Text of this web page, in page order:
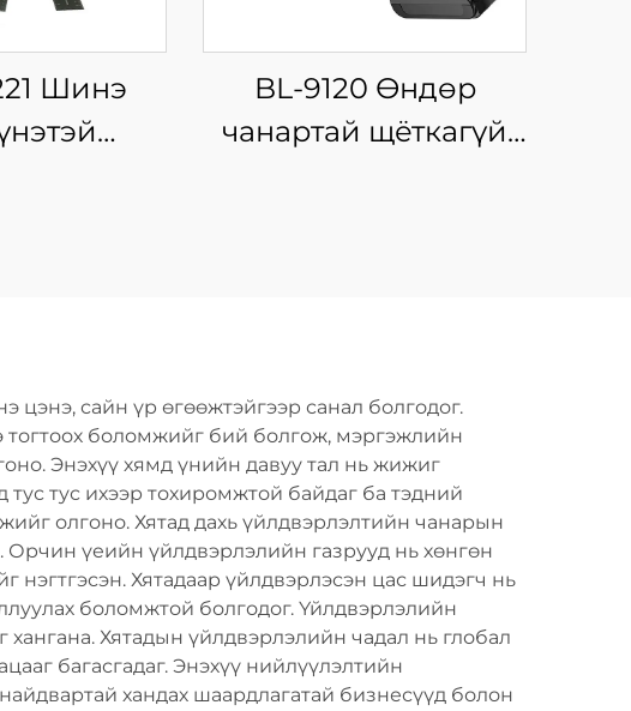
Шинэ
хэрэгсэл
BL-9120 Өндөр
чанартай щёткагүй
цэнэглэгддэг хүчний
хэрэгсэл
цэнэ, сайн үр өгөөжтэйгээр санал болгодог.
боломжийг бий болгож, мэргэжлийн
Энэхүү хямд үнийн давуу тал нь жижиг
тус ихээр тохиромжтой байдаг ба тэдний
олгоно. Хятад дахь үйлдвэрлэлтийн чанарын
Орчин үеийн үйлдвэрлэлийн газрууд нь хөнгөн
нэгтгэсэн. Хятадаар үйлдвэрлэсэн цас шидэгч нь
боломжтой болгодог. Үйлдвэрлэлийн
хангана. Хятадын үйлдвэрлэлийн чадал нь глобал
багасгадаг. Энэхүү нийлүүлэлтийн
хандах шаардлагатай бизнесүүд болон